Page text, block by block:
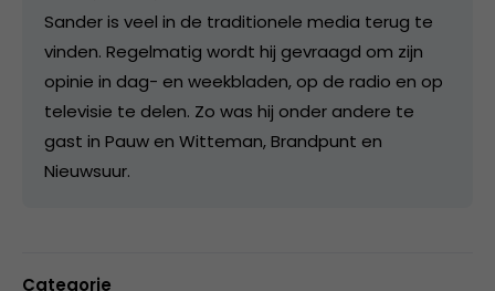
Sander is veel in de traditionele media terug te
vinden. Regelmatig wordt hij gevraagd om zijn
opinie in dag- en weekbladen, op de radio en op
televisie te delen. Zo was hij onder andere te
gast in Pauw en Witteman, Brandpunt en
Nieuwsuur.
Categorie